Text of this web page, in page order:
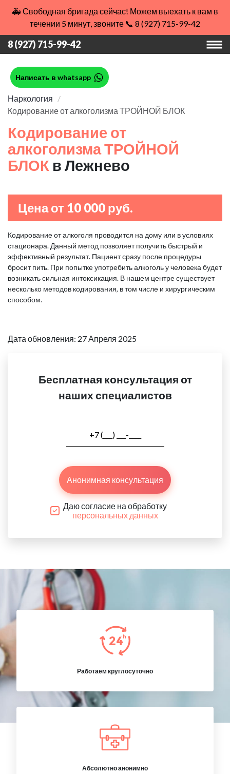
🚑 Свободная бригада сейчас! Можем выехать к вам в
течении 5 минут, звоните 📞 8 (927) 715-99-42
8 (927) 715-99-42
Написать в whatsapp
Наркология
Кодирование от алкоголизма ТРОЙНОЙ БЛОК
Кодирование от
алкоголизма ТРОЙНОЙ
БЛОК в Лежнево
Цена от 10 000 руб.
Кодирование от алкоголя проводится на дому или в условиях
стационара. Данный метод позволяет получить быстрый и
эффективный результат. Пациент сразу после процедуры
бросит пить. При попытке употребить алкоголь у человека будет
возникать сильная интоксикация. В нашем центре существует
несколько методов кодирования, в том числе и хирургическим
способом.
Дата обновления: 27 Апреля 2025
Бесплатная консультация от
наших специалистов
Анонимная консультация
Даю согласие на обработку
персональных данных
Работаем круглосуточно
Абсолютно анонимно